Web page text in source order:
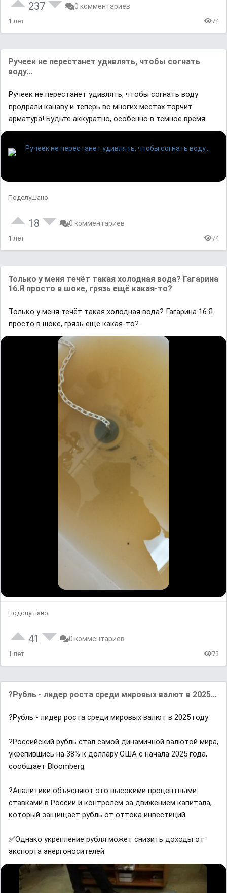
237 0 комментариев
1 лет 74
Ручеек не перестанет удивлять, чтобы согнать
воду...
Ручеек не перестанет удивлять, чтобы согнать воду
продрали канаву и теперь во многих местах торчит
арматура! Будьте аккуратно, особенно в темное время
Подслушано
18 0 комментариев
1 лет 74
Только у меня течёт такая холодная вода? Гагарина
16.Я просто в шоке, грязь ещё какая-то?
Только у меня течёт такая холодная вода? Гагарина 16.Я
просто в шоке, грязь ещё какая-то?
Подслушано
41 0 комментариев
1 лет 73
?Рубль - лидер роста среди мировых валют в 2025...
?Рубль - лидер роста среди мировых валют в 2025 году
?Российский рубль стал самой динамичной валютой мира,
укрепившись на 38% к доллару США с начала 2025 года,
сообщает Bloomberg.
?Аналитики объясняют это высокими процентными
ставками в России и контролем за движением капитала,
который защищает рубль от оттока инвестиций.
✅Однако укрепление рубля может снизить доходы от
экспорта энергоносителей.